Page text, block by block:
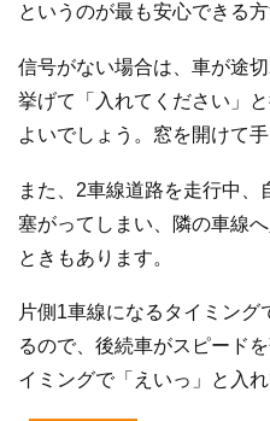
というのが最も安心できる方
信号がない場合は、車が途
挙げて「入れてください」
よいでしょう。窓を開けて
また、2車線道路を走行中
塞がってしまい、隣の車線
ときもあります。
片側1車線になるタイミン
るので、後続車がスピード
イミングで「えいっ」と入